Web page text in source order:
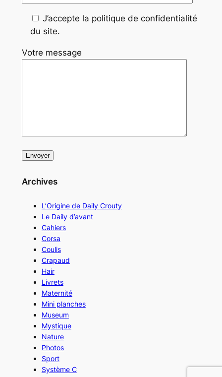
J’accepte la politique de confidentialité
du site.
Votre message
Archives
L’Origine de Daily Crouty
Le Daily d’avant
Cahiers
Corsa
Coulis
Crapaud
Hair
Livrets
Maternité
Mini planches
Museum
Mystique
Nature
Photos
Sport
Système C